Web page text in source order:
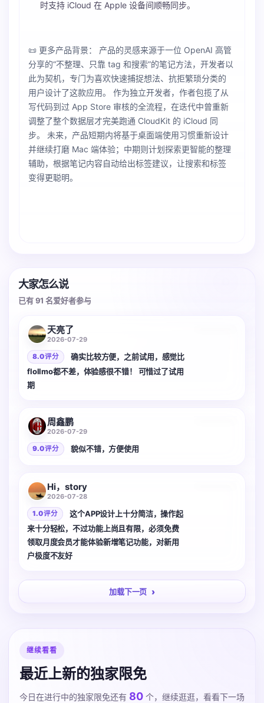
时支持 iCloud 在 Apple 设备间顺畅同步。
📜 更多产品背景： 产品的灵感来源于一位 OpenAI 高管
分享的“不整理、只靠 tag 和搜索”的笔记方法，开发者以
此为契机，专门为喜欢快速捕捉想法、抗拒繁琐分类的
用户设计了这款应用。 作为独立开发者，作者包揽了从
写代码到过 App Store 审核的全流程，在迭代中曾重新
调整了整个数据层才完美跑通 CloudKit 的 iCloud 同
步。 未来，产品短期内将基于桌面端使用习惯重新设计
并继续打磨 Mac 端体验；中期则计划探索更智能的整理
辅助，根据笔记内容自动给出标签建议，让搜索和标签
变得更聪明。
大家怎么说
已有 91 名爱好者参与
天亮了
2026-07-29
8.0 评分
确实比较方便，之前试用，感觉比
flollmo都不差，体验感很不错！ 可惜过了试用
期
周鑫鹏
2026-07-29
9.0 评分 貌似不错，方便使用
Hi，story
2026-07-28
1.0 评分
这个APP设计上十分简洁，操作起
来十分轻松，不过功能上尚且有限，必须免费
领取月度会员才能体验新增笔记功能，对新用
户极度不友好
加载下一页
继续看看
最近上新的独家限免
今日在进行中的独家限免还有 80 个，继续逛逛，看看下一场